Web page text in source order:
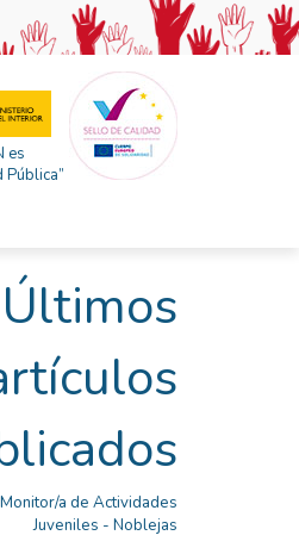
es
Pública”
Últimos
a de Actividades
Juveniles - Noblejas